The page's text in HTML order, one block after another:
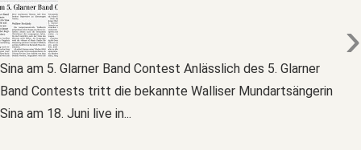
›
Sina am 5. Glarner Band Contest Anlässlich des 5. Glarner
Band Contests tritt die bekannte Walliser Mundartsängerin
Sina am 18. Juni live in...